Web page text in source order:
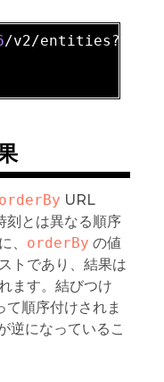
/v2/entities?
orderBy URL
とは異なる順序
、 orderBy の値
トであり、結果は
ます。結びつけ
順序付けされま
逆になっているこ